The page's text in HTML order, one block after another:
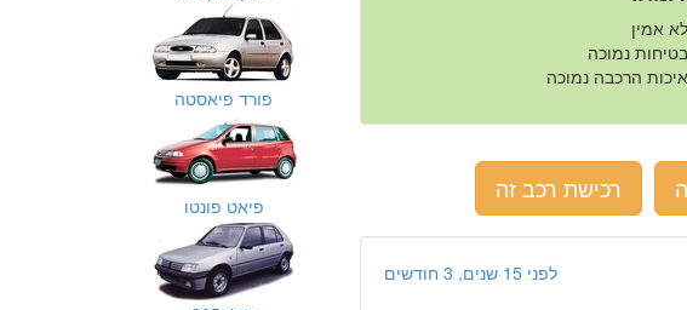
לא אמין
בטיחות נמוכה
איכות הרכבה נמוכה
רכישת רכב זה
לפני 15 שנים, 3 חודשים
פורד פיאסטה
פיאט פונטו